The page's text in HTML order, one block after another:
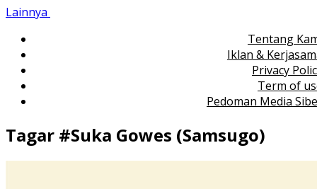
Lainnya
Tentang
Iklan &
Privacy
Term of
Pedoman Media
Tagar #Suka Gowes (Samsugo)